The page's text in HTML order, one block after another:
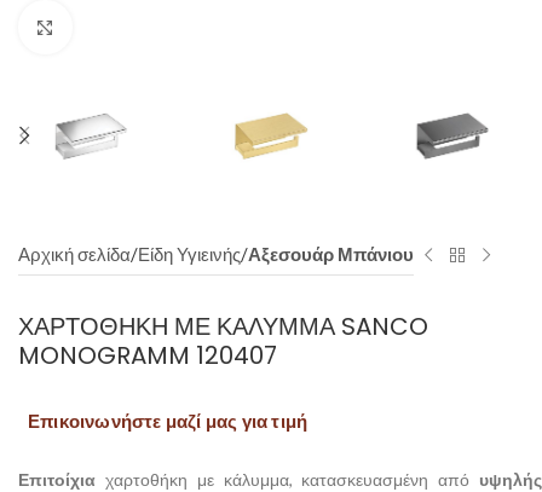
Αρχική σελίδα Είδη Υγιεινής Αξεσουάρ Μπάνιου
ΧΑΡΤΟΘΉΚΗ ΜΕ ΚΆΛΥΜΜΑ SANCO
MONOGRAMM 120407
Επικοινωνήστε μαζί μας για τιμή
Επιτοίχια χαρτοθήκη με κάλυμμα, κατασκευασμένη από υψηλής